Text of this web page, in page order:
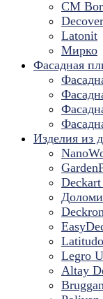
CM
Decover
Latonit
Мирко
Фасадная
Изделия из
Latitudo
Legro
Altay